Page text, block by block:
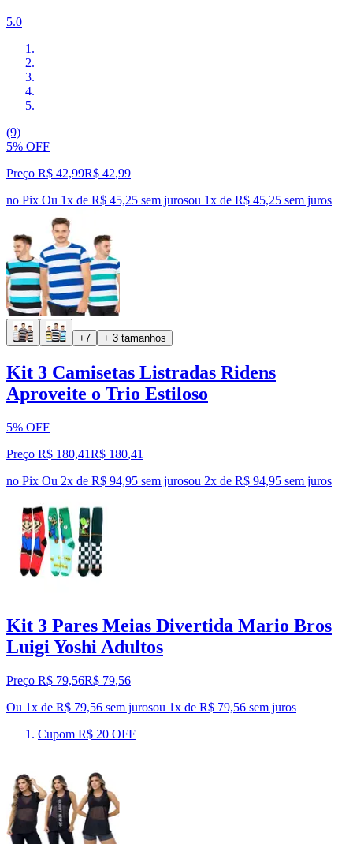
5.0
(9)
5% OFF
Preço R$ 42,99R$ 42,99
no Pix Ou 1x de R$ 45,25 sem jurosou 1x de R$ 45,25 sem juros
+7 + 3 tamanhos
Kit 3 Camisetas Listradas Ridens
Aproveite o Trio Estiloso
5% OFF
Preço R$ 180,41R$ 180,41
no Pix Ou 2x de R$ 94,95 sem jurosou 2x de R$ 94,95 sem juros
Kit 3 Pares Meias Divertida Mario Bros
Luigi Yoshi Adultos
Preço R$ 79,56R$ 79,56
Ou 1x de R$ 79,56 sem jurosou 1x de R$ 79,56 sem juros
Cupom R$ 20 OFF